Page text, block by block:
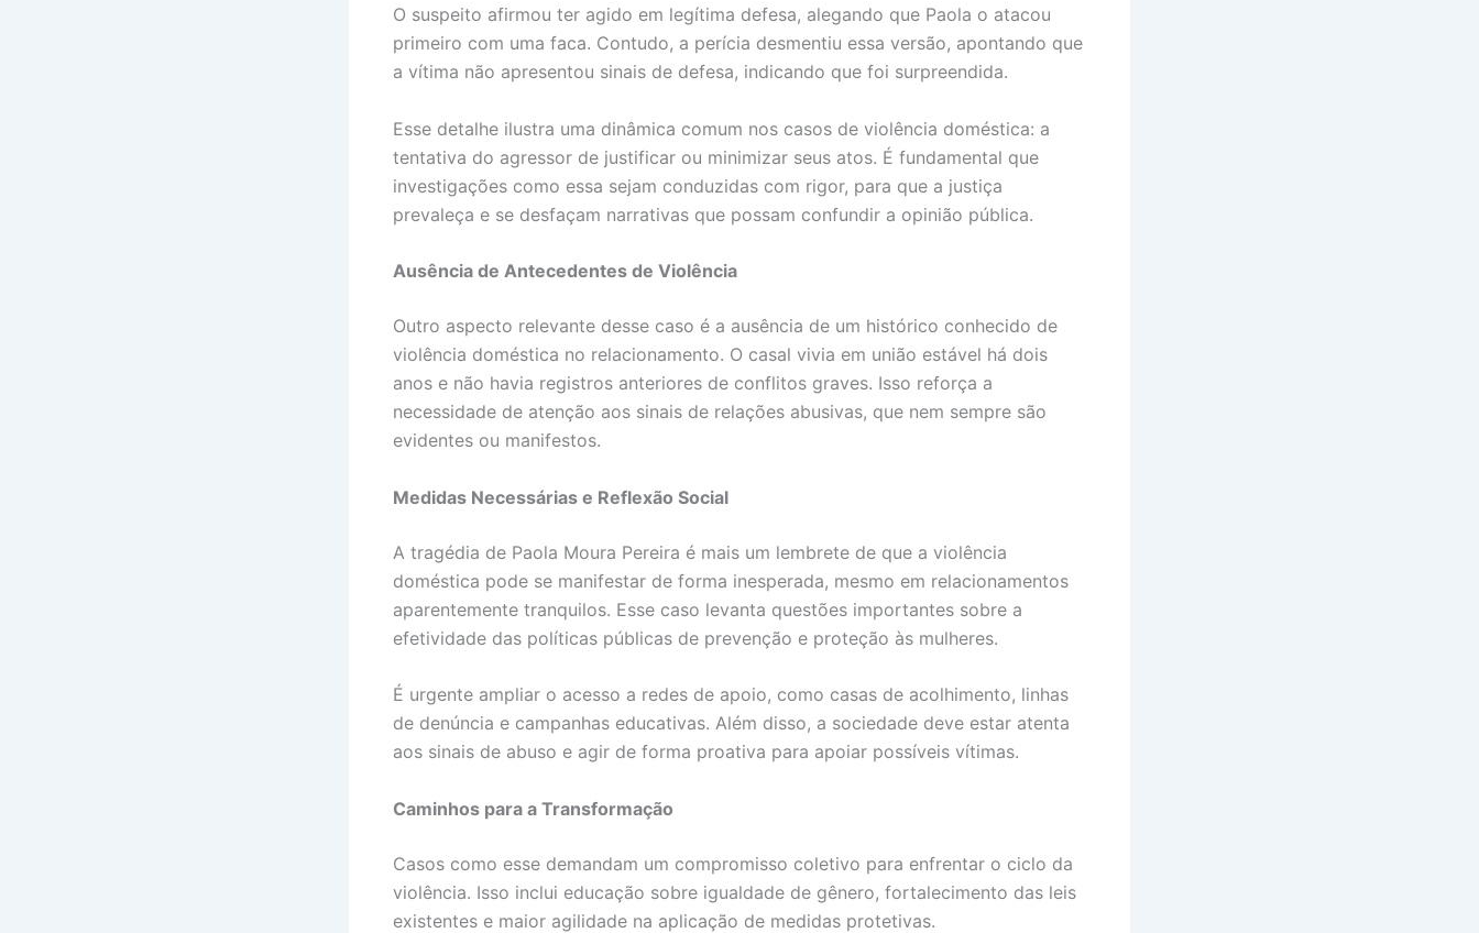
O suspeito afirmou ter agido em legítima defesa, alegando que Paola o atacou
primeiro com uma faca. Contudo, a perícia desmentiu essa versão, apontando que
a vítima não apresentou sinais de defesa, indicando que foi surpreendida.
Esse detalhe ilustra uma dinâmica comum nos casos de violência doméstica: a
tentativa do agressor de justificar ou minimizar seus atos. É fundamental que
investigações como essa sejam conduzidas com rigor, para que a justiça
prevaleça e se desfaçam narrativas que possam confundir a opinião pública.
Ausência de Antecedentes de Violência
Outro aspecto relevante desse caso é a ausência de um histórico conhecido de
violência doméstica no relacionamento. O casal vivia em união estável há dois
anos e não havia registros anteriores de conflitos graves. Isso reforça a
necessidade de atenção aos sinais de relações abusivas, que nem sempre são
evidentes ou manifestos.
Medidas Necessárias e Reflexão Social
A tragédia de Paola Moura Pereira é mais um lembrete de que a violência
doméstica pode se manifestar de forma inesperada, mesmo em relacionamentos
aparentemente tranquilos. Esse caso levanta questões importantes sobre a
efetividade das políticas públicas de prevenção e proteção às mulheres.
É urgente ampliar o acesso a redes de apoio, como casas de acolhimento, linhas
de denúncia e campanhas educativas. Além disso, a sociedade deve estar atenta
aos sinais de abuso e agir de forma proativa para apoiar possíveis vítimas.
Caminhos para a Transformação
Casos como esse demandam um compromisso coletivo para enfrentar o ciclo da
violência. Isso inclui educação sobre igualdade de gênero, fortalecimento das leis
existentes e maior agilidade na aplicação de medidas protetivas.